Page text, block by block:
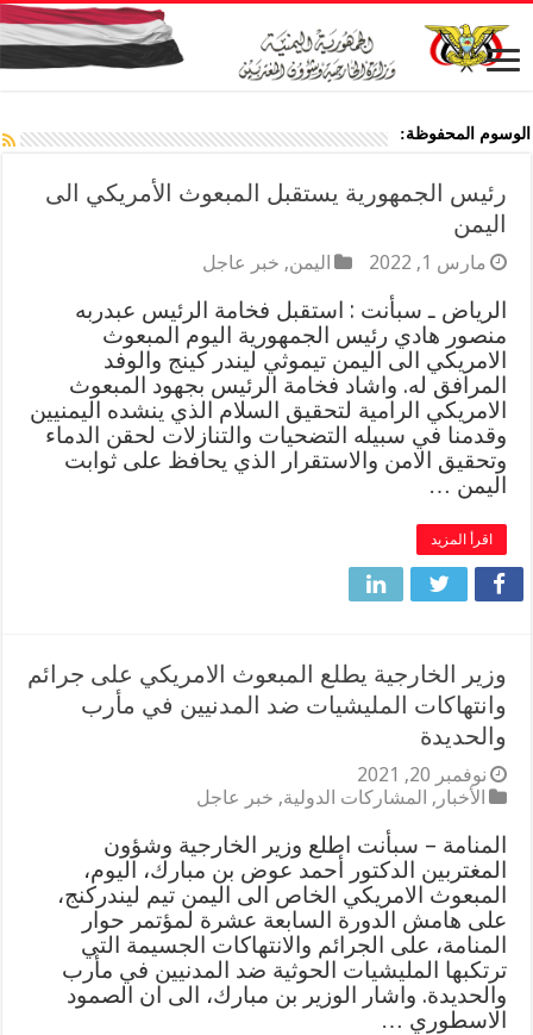
الوسوم المحفوظة:
رئيس الجمهورية يستقبل المبعوث الأمريكي الى
اليمن
مارس 1, 2022 اليمن, خبر عاجل
الرياض ـ سبأنت : استقبل فخامة الرئيس عبدربه
منصور هادي رئيس الجمهورية اليوم المبعوث
الامريكي الى اليمن تيموثي ليندر كينج‏ والوفد
المرافق له. واشاد فخامة الرئيس بجهود المبعوث
الامريكي الرامية لتحقيق السلام الذي ينشده اليمنيين
وقدمنا في سبيله التضحيات والتنازلات لحقن الدماء
وتحقيق الامن والاستقرار الذي يحافظ على ثوابت
اليمن …
اقرأ المزيد
وزير الخارجية يطلع المبعوث الامريكي على جرائم
وانتهاكات المليشيات ضد المدنيين في مأرب
والحديدة
نوفمبر 20, 2021
الأخبار , المشاركات الدولية, خبر عاجل
المنامة – سبأنت اطلع وزير الخارجية وشؤون
المغتربين الدكتور أحمد عوض بن مبارك، اليوم،
المبعوث الامريكي الخاص الى اليمن تيم ليندركنج،
على هامش الدورة السابعة عشرة لمؤتمر حوار
المنامة، على الجرائم والانتهاكات الجسيمة التي
ترتكبها المليشيات الحوثية ضد المدنيين في مأرب
والحديدة. واشار الوزير بن مبارك، الى ان الصمود
الاسطوري …